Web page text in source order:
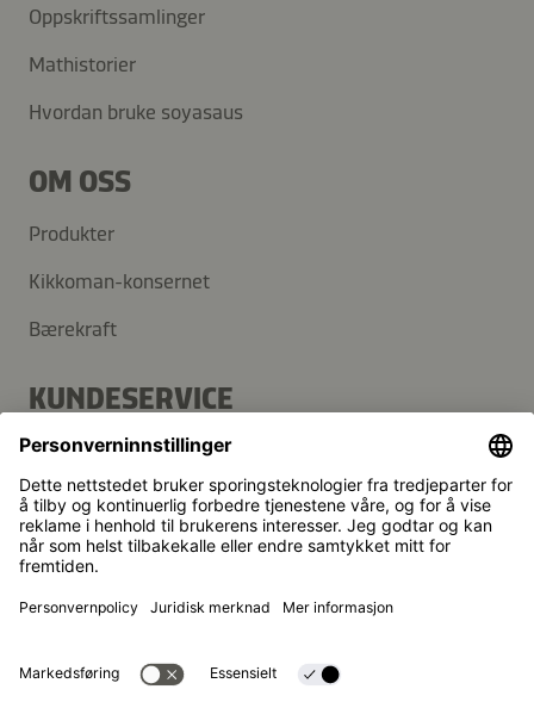
Oppskriftssamlinger
Mathistorier
Hvordan bruke soyasaus
OM OSS
Produkter
Kikkoman-konsernet
Bærekraft
KUNDESERVICE
Vanlige spørsmål
Kontakt
Nyhetsbrev
© Kikkoman Trading Europe GmbH 2023 – 2026